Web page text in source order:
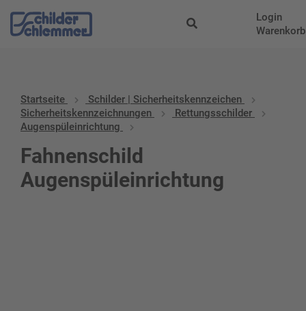
Login
Warenkorb
Startseite
Schilder | Sicherheitskennzeichen
Sicherheitskennzeichnungen
Rettungsschilder
Augenspüleinrichtung
Fahnenschild
Augenspüleinrichtung